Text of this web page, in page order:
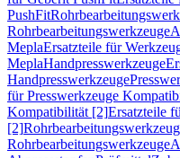
PushFit
Rohrbearbeitungswerkzeuge
MeplaErsatzteile für
MeplaHandpresswerkzeuge
Handpresswerkzeuge
für Presswerkzeuge
Kompatibilität [2]Ersatzteile
[2]
Rohrbearbeitungswerkzeuge